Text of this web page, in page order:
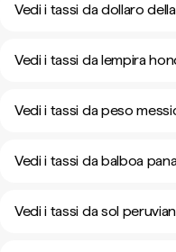
Vedi i tassi da dollaro
Vedi i tassi da lempira
Vedi i tassi da peso
Vedi i tassi da balboa
Vedi i tassi da sol